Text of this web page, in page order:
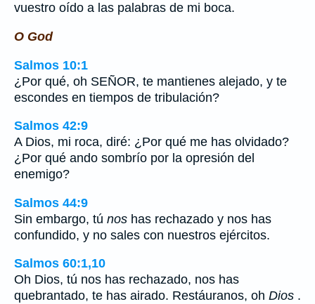
vuestro oído a las palabras de mi boca.
O God
Salmos 10:1
¿Por qué, oh SEÑOR, te mantienes alejado, y te
escondes en tiempos de tribulación?
Salmos 42:9
A Dios, mi roca, diré: ¿Por qué me has olvidado?
¿Por qué ando sombrío por la opresión del
enemigo?
Salmos 44:9
Sin embargo, tú nos has rechazado y nos has
confundido, y no sales con nuestros ejércitos.
Salmos 60:1,10
Oh Dios, tú nos has rechazado, nos has
quebrantado, te has airado. Restáuranos, oh Dios .